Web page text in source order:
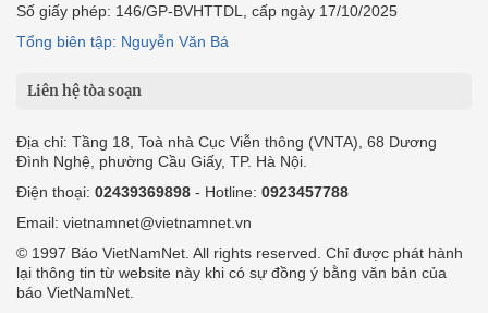
Số giấy phép: 146/GP-BVHTTDL, cấp ngày 17/10/2025
Tổng biên tập: Nguyễn Văn Bá
Liên hệ tòa soạn
Địa chỉ: Tầng 18, Toà nhà Cục Viễn thông (VNTA), 68 Dương
Đình Nghệ, phường Cầu Giấy, TP. Hà Nội.
Điện thoại: 02439369898 - Hotline: 0923457788
Email: vietnamnet@vietnamnet.vn
© 1997 Báo VietNamNet. All rights reserved. Chỉ được phát hành
lại thông tin từ website này khi có sự đồng ý bằng văn bản của
báo VietNamNet.